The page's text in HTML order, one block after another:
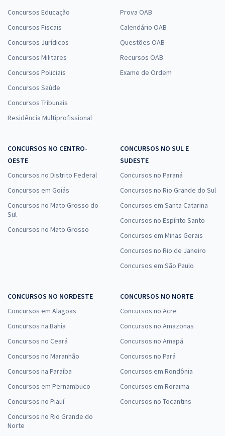
Concursos Educação
Concursos Fiscais
Concursos Jurídicos
Concursos Militares
Concursos Policiais
Concursos Saúde
Concursos Tribunais
Residência Multiprofissional
Prova OAB
Calendário OAB
Questões OAB
Recursos OAB
Exame de Ordem
CONCURSOS NO CENTRO-
OESTE
Concursos no Distrito Federal
Concursos em Goiás
Concursos no Mato Grosso do
Sul
Concursos no Mato Grosso
CONCURSOS NO SUL E
SUDESTE
Concursos no Paraná
Concursos no Rio Grande do Sul
Concursos em Santa Catarina
Concursos no Espírito Santo
Concursos em Minas Gerais
Concursos no Rio de Janeiro
Concursos em São Paulo
CONCURSOS NO NORDESTE
Concursos em Alagoas
Concursos na Bahia
Concursos no Ceará
Concursos no Maranhão
Concursos na Paraíba
Concursos em Pernambuco
Concursos no Piauí
Concursos no Rio Grande do
Norte
CONCURSOS NO NORTE
Concursos no Acre
Concursos no Amazonas
Concursos no Amapá
Concursos no Pará
Concursos em Rondônia
Concursos em Roraima
Concursos no Tocantins